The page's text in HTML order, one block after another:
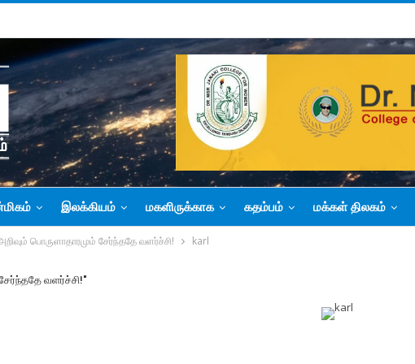
இலக்கியம் மகளிருக்காக கதம்பம் மக்கள் திலகம்
பொருளாதாரமும் சேர்ந்ததே வளர்ச்சி! karl
வளர்ச்சி!"